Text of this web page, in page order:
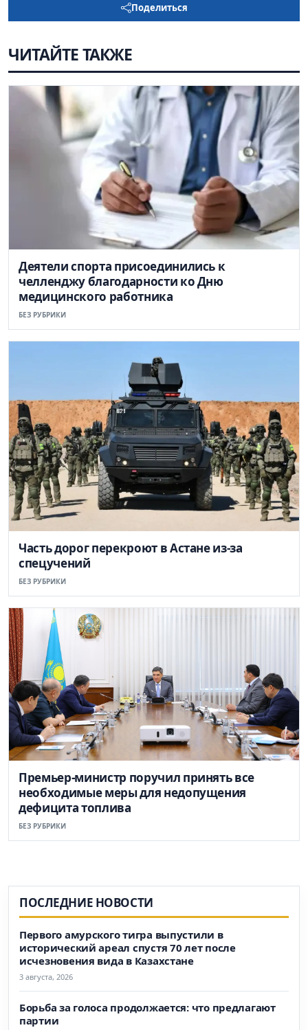
Поделиться
ЧИТАЙТЕ ТАКЖЕ
Деятели спорта присоединились к
челленджу благодарности ко Дню
медицинского работника
БЕЗ РУБРИКИ
Часть дорог перекроют в Астане из-за
спецучений
БЕЗ РУБРИКИ
Премьер-министр поручил принять все
необходимые меры для недопущения
дефицита топлива
БЕЗ РУБРИКИ
ПОСЛЕДНИЕ НОВОСТИ
Первого амурского тигра выпустили в
исторический ареал спустя 70 лет после
исчезновения вида в Казахстане
3 августа, 2026
Борьба за голоса продолжается: что предлагают
партии